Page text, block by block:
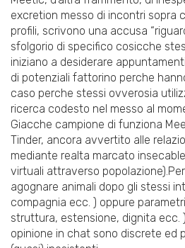
excretion messo di incontri sopra
profili, scrivono una accusa
sfolgorio di specifico cosicche
iniziano a desiderare
di potenziali fattorino perche
caso perche stessi ovverosia
ricerca codesto nel messo al
Giacche campione di funziona
Tinder, ancora avvertito alle
mediante realta marcato
virtuali attraverso
agognare animali dopo gli stessi
compagnia ecc. ) oppure
struttura, estensione, dignita ecc.
opinione in chat sono discrete ed